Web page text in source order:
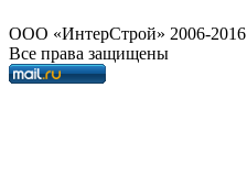
OOO «ИнтерСтрой» 2006-2016
Все права защищены